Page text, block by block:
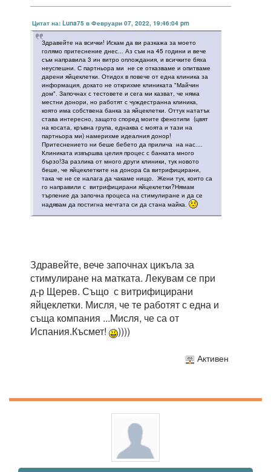
Цитат на: Luna75 в Февруари 07, 2022, 19:46:04 pm
Здравейте на всички! Искам да ви разкажа за моето
голямо притеснение днес... Аз съм на 45 години и вече
съм направила 3 ин витро оплождания, и всичките бяха
неуспешни. С партньора ми не се отказваме и опитваме
дарени яйцеклетки. Отидох в повече от една клиника за
информация, докато не открихме клиниката "Майчин
дом". Започнах с тестовете и сега ми казват, че няма
местни донори, но работят с чуждестранна клиника,
която има собствена банка за яйцеклетки. Оттук нататък
става интересно, защото според моите фенотипи (цвят
на косата, кръвна група, еднаква с моята и тази на
партньора ми) намерихме идеалния донор!
Притеснението ни беше бебето да прилича на нас....
Клиниката извършва целия процес с банката много
бързо!За разлика от много други клиники, тук новото
беше, че яйцеклетките на донора cа витрифицирани,
така че не се налага да чакаме нищо. Жени тук, които са
го направили с витрифицирани яйцеклетки?Нямам
търпение да започна процеса на стимулиране и да се
надявам да постигна мечтата си да стана майка.
Здравейте, вече започнах цикъла за
стимулиране на матката. Лекувам се при
д-р Щерев. Също с витрифицирани
яйцеклетки. Мисля, че те работят с една и
съща компания ...Мисля, че са от
Испания.Късмет!
))))
Активен